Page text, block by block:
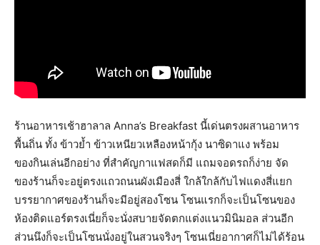
ร้านอาหารเช้าฮาลาล Anna’s Breakfast นี้เด่นตรงผสานอาหาร
พื้นถิ่น ทั้ง ข้าวย้ำ ข้าวเหนียวเหลืองหน้ากุ้ง นาซิดาแง พร้อม
ของกินเล่นอีกอย่าง ที่สำคัญกาแฟสดก็มี แถมจอดรถก็ง่าย จัด
ของร้านก็จะอยู่ตรงแถวถนนผังเมืองสี่ ใกล้ใกล้กับไฟแดงสี่แยก
บรรยากาศของร้านก็จะมีอยู่สองโซน โซนแรกก็จะเป็นโซนของ
ห้องติดแอร์ตรงเนี่ยก็จะนั่งสบายจัดตกแต่งแนวมินิมอล ส่วนอีก
ส่วนนึงก็จะเป็นโซนนั่งอยู่ในสวนจริงๆ โซนเนี่ยอากาศก็ไม่ได้ร้อน